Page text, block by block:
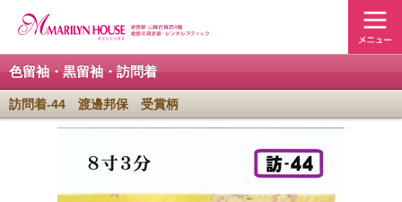
色留袖・黒留袖・訪問着
訪問着-44 渡邊邦保 受賞柄